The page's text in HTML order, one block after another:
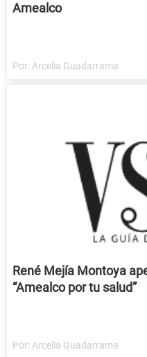
Amealco
Por: Arcelia Guadarrama
René Mejía Montoya
“Amealco por tu salud”
Por: Arcelia Guadarrama